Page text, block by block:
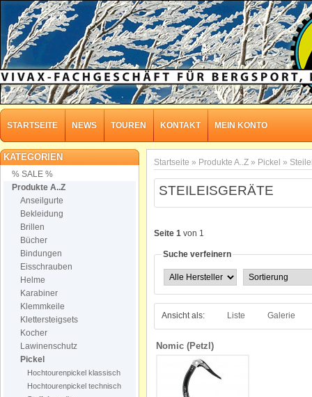
STARTSEITE NEWS TOUREN KONTAKT MEIN KONTO
Startseite » Produkte A..Z » Pickel »
STEILEISGERÄTE
Seite 1 von 1
Suche verfeinern
Ansicht als: Liste Galerie
Nomic (Petzl)
KATEGORIEN
% SALE %
Produkte A..Z
Anseilgurte
Bekleidung
Brillen
Bücher
Bindungen
Eisschrauben
Helme
Karabiner
Klemmkeile
Klettersteigsets
Kocher
Lawinenschutz
Pickel
Hochtourenpickel klassisch
Hochtourenpickel technisch